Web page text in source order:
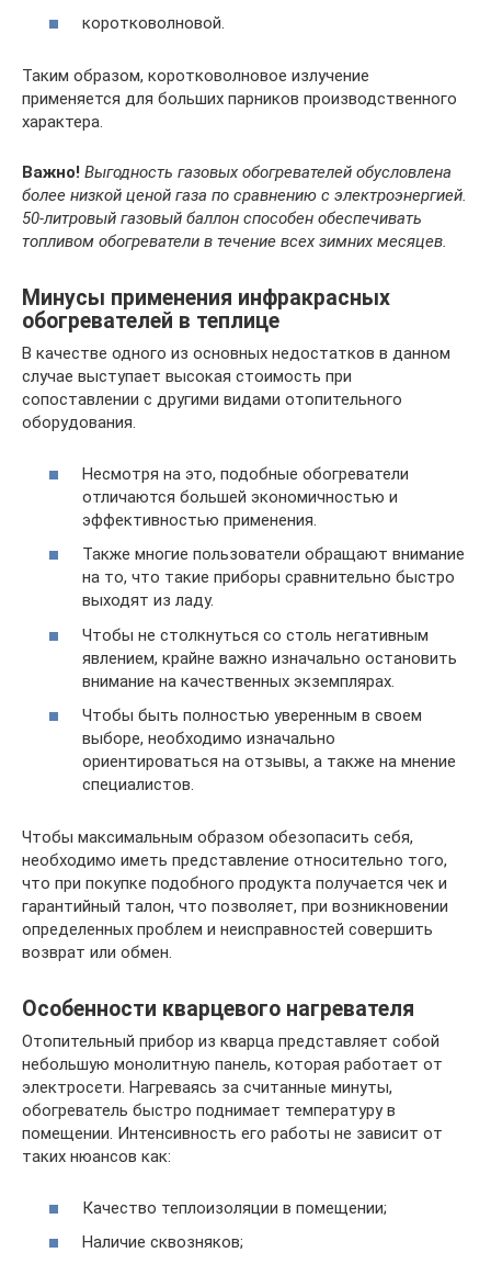
коротковолновой.
Таким образом, коротковолновое излучение
применяется для больших парников производственного
характера.
Важно! Выгодность газовых обогревателей обусловлена
более низкой ценой газа по сравнению с электроэнергией.
50-литровый газовый баллон способен обеспечивать
топливом обогреватели в течение всех зимних месяцев.
Минусы применения инфракрасных
обогревателей в теплице
В качестве одного из основных недостатков в данном
случае выступает высокая стоимость при
сопоставлении с другими видами отопительного
оборудования.
Несмотря на это, подобные обогреватели
отличаются большей экономичностью и
эффективностью применения.
Также многие пользователи обращают внимание
на то, что такие приборы сравнительно быстро
выходят из ладу.
Чтобы не столкнуться со столь негативным
явлением, крайне важно изначально остановить
внимание на качественных экземплярах.
Чтобы быть полностью уверенным в своем
выборе, необходимо изначально
ориентироваться на отзывы, а также на мнение
специалистов.
Чтобы максимальным образом обезопасить себя,
необходимо иметь представление относительно того,
что при покупке подобного продукта получается чек и
гарантийный талон, что позволяет, при возникновении
определенных проблем и неисправностей совершить
возврат или обмен.
Особенности кварцевого нагревателя
Отопительный прибор из кварца представляет собой
небольшую монолитную панель, которая работает от
электросети. Нагреваясь за считанные минуты,
обогреватель быстро поднимает температуру в
помещении. Интенсивность его работы не зависит от
таких нюансов как:
Качество теплоизоляции в помещении;
Наличие сквозняков;